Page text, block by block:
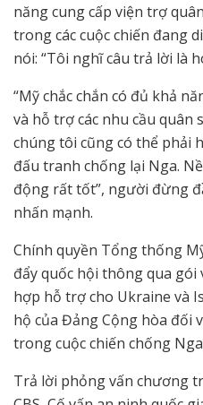
năng cung cấp viện trợ
trong các cuộc chiến đang
nói: “Tôi nghĩ câu trả lời là
“Mỹ chắc chắn có đủ khả
và hỗ trợ các nhu cầu quân
chúng tôi cũng có thể phải
đấu tranh chống lại Nga.
động rất tốt”, người đừng
nhấn mạnh.
Chính quyền Tổng thống
đẩy quốc hội thông qua
hợp hỗ trợ cho Ukraine và
hộ của Đảng Cộng hòa đối
trong cuộc chiến chống
Trả lời phỏng vấn chương